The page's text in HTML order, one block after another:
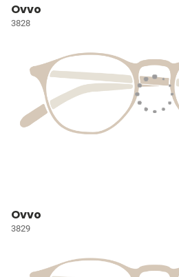
Ovvo
3828
Ovvo
3829